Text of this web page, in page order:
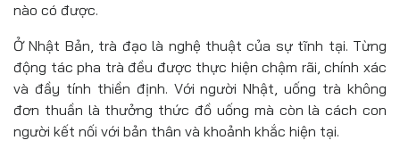
nào có được.
Ở Nhật Bản, trà đạo là nghệ thuật của sự tĩnh tại. Từng
động tác pha trà đều được thực hiện chậm rãi, chính xác
và đầy tính thiền định. Với người Nhật, uống trà không
đơn thuần là thưởng thức đồ uống mà còn là cách con
người kết nối với bản thân và khoảnh khắc hiện tại.